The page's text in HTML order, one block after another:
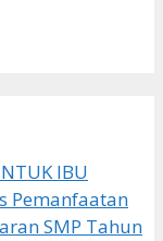
IBU
Pemanfaatan
SMP Tahun